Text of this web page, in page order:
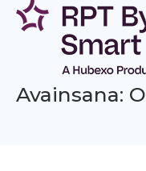
Siirry
sisältöön
Avainsana: